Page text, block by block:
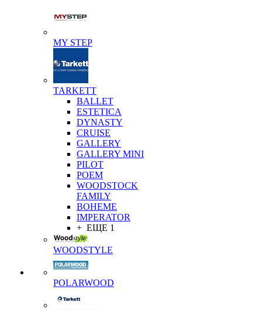
MY STEP
TARKETT
BALLET
ESTETICA
DYNASTY
CRUISE
GALLERY
GALLERY MINI
PILOT
POEM
WOODSTOCK
FAMILY
BOHEME
IMPERATOR
+ ЕЩЕ 1
WOODSTYLE
POLARWOOD